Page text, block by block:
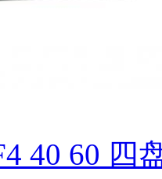
40 60 四